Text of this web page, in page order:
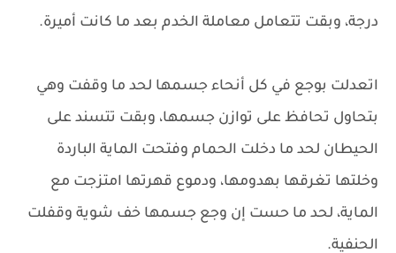
درجة، وبقت تتعامل معاملة الخدم بعد ما كانت أميرة.
اتعدلت بوجع في كل أنحاء جسمها لحد ما وقفت وهي
بتحاول تحافظ على توازن جسمها، وبقت تتسند على
الحيطان لحد ما دخلت الحمام وفتحت الماية الباردة
وخلتها تغرقها بهدومها، ودموع قهرتها امتزجت مع
الماية، لحد ما حست إن وجع جسمها خف شوية وقفلت
الحنفية.